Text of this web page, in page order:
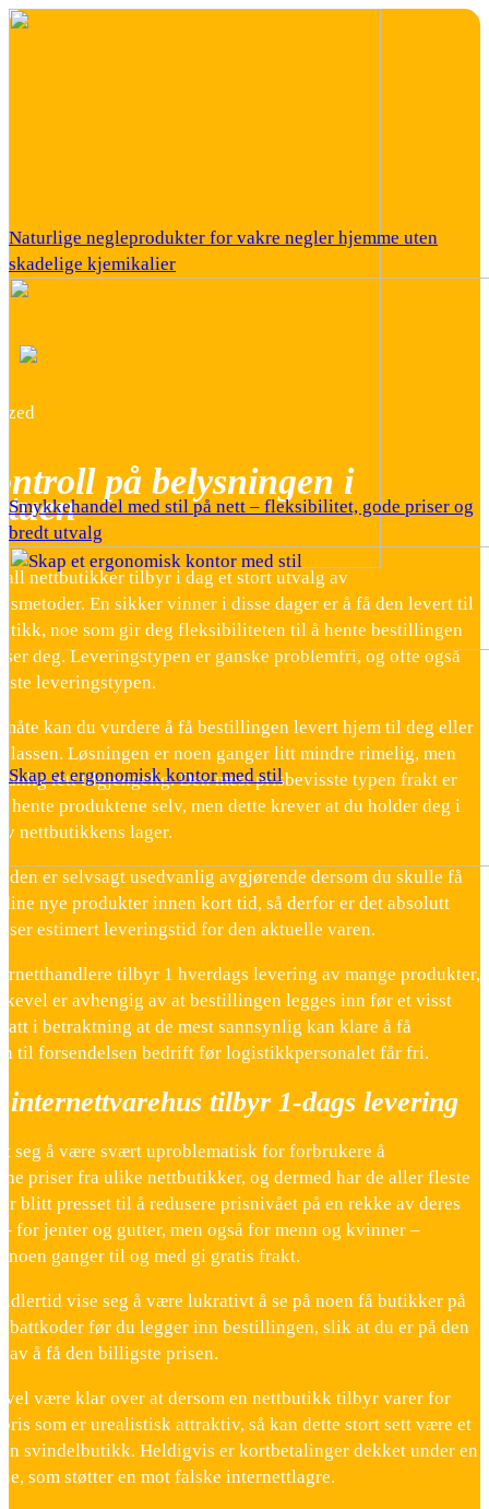
Naturlige negleprodukter for vakre negler hjemme uten
skadelige kjemikalier
Smykkehandel med stil på nett – fleksibilitet, gode priser og
bredt utvalg
Skap et ergonomisk kontor med stil
på belysningen i
nettbutikker tilbyr i dag et stort utvalg av
En sikker vinner i disse dager er å få den levert til
noe som gir deg fleksibiliteten til å hente bestillingen
deg. Leveringstypen er ganske problemfri, og ofte også
leveringstypen.
måte kan du vurdere å få bestillingen levert hjem til deg eller
Løsningen er noen ganger litt mindre rimelig, men
lett tilgjengelig. Den mest prisbevisste typen frakt er
hente produktene selv, men dette krever at du holder deg i
nettbutikkens lager.
er selvsagt usedvanlig avgjørende dersom du skulle få
nye produkter innen kort tid, så derfor er det absolutt
estimert leveringstid for den aktuelle varen.
tilbyr 1 hverdags levering av mange produkter,
er avhengig av at bestillingen legges inn før et visst
i betraktning at de mest sannsynlig kan klare å få
til forsendelsen bedrift før logistikkpersonalet får fri.
internettvarehus tilbyr 1-dags levering
seg å være svært uproblematisk for forbrukere å
priser fra ulike nettbutikker, og dermed har de aller fleste
blitt presset til å redusere prisnivået på en rekke av deres
for jenter og gutter, men også for menn og kvinner –
noen ganger til og med gi gratis frakt.
vise seg å være lukrativt å se på noen få butikker på
før du legger inn bestillingen, slik at du er på den
av å få den billigste prisen.
være klar over at dersom en nettbutikk tilbyr varer for
som er urealistisk attraktiv, så kan dette stort sett være et
svindelbutikk. Heldigvis er kortbetalinger dekket under en
som støtter en mot falske internettlagre.